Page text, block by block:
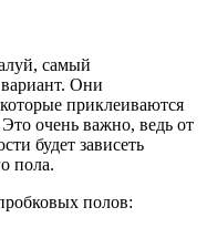
самый
Они
приклеиваются
очень важно, ведь от
будет зависеть
пола.
полов: